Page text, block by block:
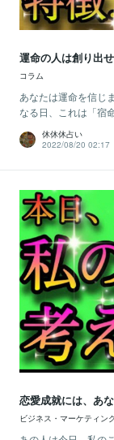
運命の人は創り出
コラム
あなたは運命を信じ
なる日、これは「宿
休休休占い
2022/08/20 02:17
恋愛成就には、あ
ビジネス・マーケティン